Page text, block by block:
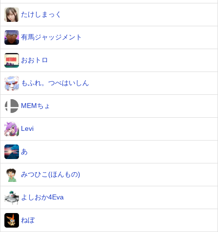
たけしまっく
有馬ジャッジメント
おおトロ
もふれ。つべはいしん
MEMちょ
Levi
あ
みつひこ(ほんもの)
よしおか4Eva
ねぼ